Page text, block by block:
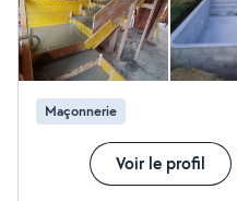
Maçonnerie
Voir le profil